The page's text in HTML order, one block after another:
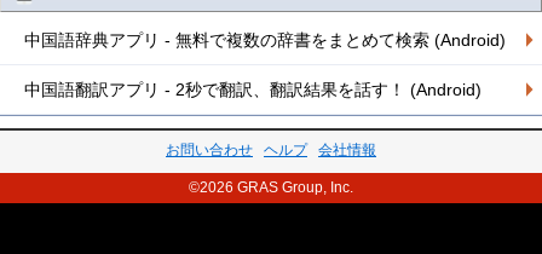
中国語辞典アプリ - 無料で複数の辞書をまとめて検索 (Android)
中国語翻訳アプリ - 2秒で翻訳、翻訳結果を話す！ (Android)
お問い合わせ ヘルプ 会社情報
©2026 GRAS Group, Inc.